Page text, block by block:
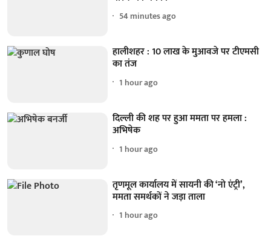
54 minutes ago
हालीशहर : 10 लाख के मुआवजे पर टीएमसी
का तंज
1 hour ago
दिल्ली की शह पर हुआ ममता पर हमला :
अभिषेक
1 hour ago
तृणमूल कार्यालय में सायनी की ‘नो एंट्री’,
ममता समर्थकों ने जड़ा ताला
1 hour ago